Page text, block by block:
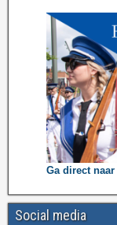
Ga direct naar
Social media